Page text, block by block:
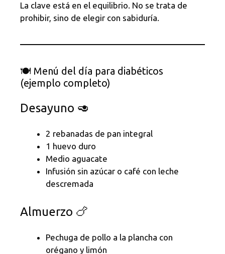
La clave está en el equilibrio. No se trata de
prohibir, sino de elegir con sabiduría.
🍽️ Menú del día para diabéticos
(ejemplo completo)
Desayuno 🥑
2 rebanadas de pan integral
1 huevo duro
Medio aguacate
Infusión sin azúcar o café con leche
descremada
Almuerzo 🍗
Pechuga de pollo a la plancha con
orégano y limón